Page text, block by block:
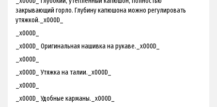
закрывающий горло. Глубину капюшона можно регулировать
утяжкой._x000D_
_x000D_
_x000D_ Оригинальная нашивка на рукаве._x000D_
_x000D_
_x000D_ Утяжка на талии._x000D_
_x000D_
_x000D_ Удобные карманы._x000D_